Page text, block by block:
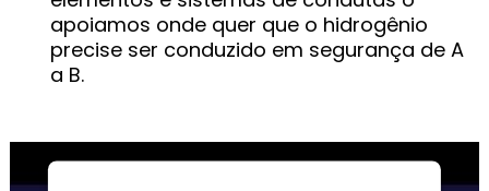
apoiamos onde quer que o hidrogênio
precise ser conduzido em segurança de A
a B.